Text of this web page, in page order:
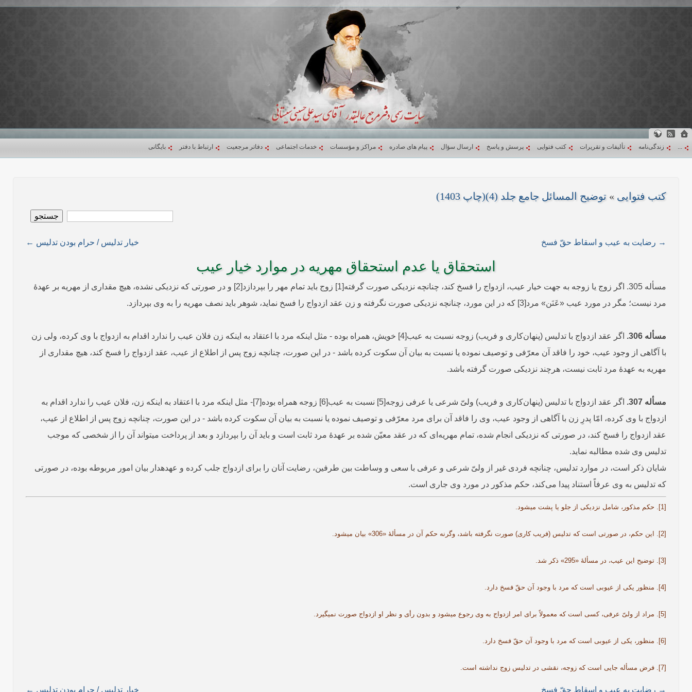
... زندگی‌نامه تألیفات و تقریرات کتب فتوایی پرسش و پاسخ ارسال سؤال پیام های صادره مراکز و مؤسسات خدمات اجتماعی دفاتر مرجعیت ارتباط با دفتر بایگانی
کتب فتوایی » توضیح المسائل جامع جلد (4)(چاپ 1403)
جستجو
خیار تدلیس / حرام بودن تدلیس ← → رضایت به عیب و اسقاط حقّ فسخ
استحقاق یا عدم استحقاق مهریه در موارد خیار عیب
مسأله 305. اگر زوج یا زوجه به جهت خیار عیب، ازدواج را فسخ کند، چنانچه نزدیکی صورت گرفته[1] زوج باید تمام مهر را بپردازد[2] و در صورتی که نزدیکی نشده، هیچ مقداری از مهریه بر عهدۀ
مرد نیست؛ مگر در مورد عیب «عَنَن» مرد[3] که در این مورد، چنانچه نزدیکی صورت نگرفته و زن عقد ازدواج را فسخ نماید، شوهر باید نصف مهریه را به وی بپردازد.
مسأله 306.
اگر عقد ازدواج با تدلیس (پنهان‌کاری و فریب) زوجه نسبت به عیب[4] خویش، همراه بوده - مثل اینکه مرد با اعتقاد به اینکه زن فلان عیب را ندارد اقدام به ازدواج با وی کرده، ولی زن
با آگاهی از وجود عیب، ‌خود را فاقد آن معرّفی و توصیف نموده یا نسبت به بیان آن سکوت کرده باشد - در این صورت، چنانچه زوج پس از اطلاع از عیب، عقد ازدواج را فسخ کند، هیچ مقداری از
مهریه به عهدۀ مرد ثابت نیست، هرچند نزدیکی صورت گرفته باشد.
مسأله 307.
اگر عقد ازدواج با تدلیس (پنهان‌کاری و فریب) ولیّ شرعی یا عرفی زوجه[5] نسبت به عیب[6] زوجه همراه بوده[7]- مثل اینکه مرد با اعتقاد به اینکه زن، فلان عیب را ندارد اقدام به
ازدواج با وی کرده، امّا پدرِ زن با آگاهی از وجود عیب، وی را فاقد آن برای مرد معرّفی و توصیف نموده یا نسبت به بیان آن سکوت کرده باشد - در این صورت، چنانچه زوج پس از اطلاع از عیب،
عقد ازدواج را فسخ کند، در صورتی که نزدیکی انجام شده، تمام مهریه‌ای که در عقد معیّن شده بر عهدۀ مرد ثابت است و باید آن را بپردازد و بعد از پرداخت می­تواند آن را از شخصی که موجب
تدلیس وی شده مطالبه نماید.
شایان ذکر است، در موارد تدلیس، چنانچه فردی غیر از ولیّ شرعی و عرفی با سعی و وساطت بین طرفین، رضایت آنان را برای ازدواج جلب کرده و عهده­دار بیان امور مربوطه بوده، در صورتی
که تدلیس به وی عرفاً استناد پیدا می‌کند، حکم مذکور در مورد وی جاری است.
[1]. حکم مذکور، شامل نزدیکی از جلو یا پشت می­شود.
[2]. این حکم، در صورتی است که تدلیس (فریب کاری) صورت نگرفته باشد، وگرنه حکم آن در مسألۀ «306» بیان می­شود.
[3]. توضیح این عیب، در مسألۀ «295» ذکر شد.
[4]. منظور یکی از عیوبی است که مرد با وجود آن حقّ فسخ دارد.
[5]. مراد از ولیّ عرفی، کسی است که معمولاً برای امر ازدواج به وی رجوع می­شود و بدون رأی و نظر او ازدواج صورت نمی­گیرد.
[6]. منظور، یکی از عیوبی است که مرد با وجود آن حقّ فسخ دارد.
[7]. فرض مسأله جایی است که زوجه، نقشی در تدلیس زوج نداشته است.
خیار تدلیس / حرام بودن تدلیس ← → رضایت به عیب و اسقاط حقّ فسخ